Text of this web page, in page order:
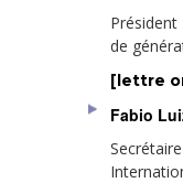
de
[lettre
Fabio